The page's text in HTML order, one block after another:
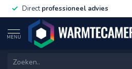
Directprofessioneel advies
MENU